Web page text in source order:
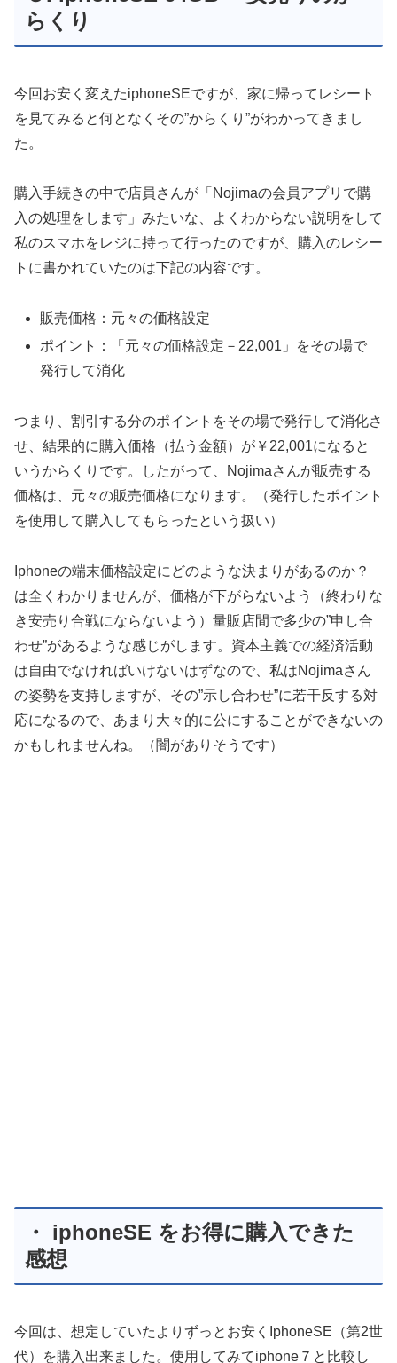
らくり
今回お安く変えたiphoneSEですが、家に帰ってレシート
を見てみると何となくその”からくり”がわかってきまし
た。
購入手続きの中で店員さんが「Nojimaの会員アプリで購
入の処理をします」みたいな、よくわからない説明をして
私のスマホをレジに持って行ったのですが、購入のレシー
トに書かれていたのは下記の内容です。
販売価格：元々の価格設定
ポイント：「元々の価格設定－22,001」をその場で
発行して消化
つまり、割引する分のポイントをその場で発行して消化さ
せ、結果的に購入価格（払う金額）が￥22,001になると
いうからくりです。したがって、Nojimaさんが販売する
価格は、元々の販売価格になります。（発行したポイント
を使用して購入してもらったという扱い）
Iphoneの端末価格設定にどのような決まりがあるのか？
は全くわかりませんが、価格が下がらないよう（終わりな
き安売り合戦にならないよう）量販店間で多少の”申し合
わせ”があるような感じがします。資本主義での経済活動
は自由でなければいけないはずなので、私はNojimaさん
の姿勢を支持しますが、その”示し合わせ”に若干反する対
応になるので、あまり大々的に公にすることができないの
かもしれませんね。（闇がありそうです）
・ iphoneSE をお得に購入できた
感想
今回は、想定していたよりずっとお安くIphoneSE（第2世
代）を購入出来ました。使用してみてiphone７と比較し